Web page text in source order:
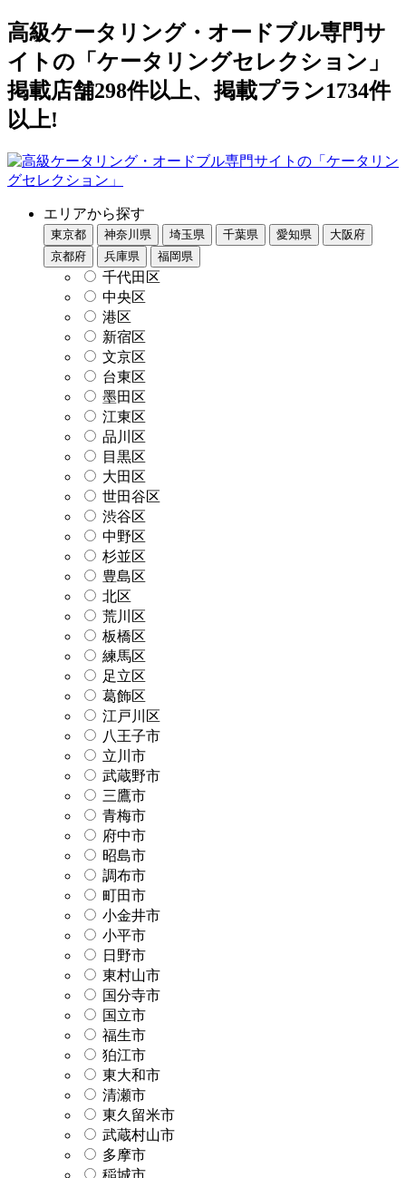
高級ケータリング・オードブル専門サ
イトの「ケータリングセレクション」
掲載店舗298件以上、掲載プラン1734件
以上!
エリアから探す
東京都 神奈川県 埼玉県 千葉県 愛知県
大阪府
京都府
兵庫県 福岡県
千代田区
中央区
港区
新宿区
文京区
台東区
墨田区
江東区
品川区
目黒区
大田区
世田谷区
渋谷区
中野区
杉並区
豊島区
北区
荒川区
板橋区
練馬区
足立区
葛飾区
江戸川区
八王子市
立川市
武蔵野市
三鷹市
青梅市
府中市
昭島市
調布市
町田市
小金井市
小平市
日野市
東村山市
国分寺市
国立市
福生市
狛江市
東大和市
清瀬市
東久留米市
武蔵村山市
多摩市
稲城市